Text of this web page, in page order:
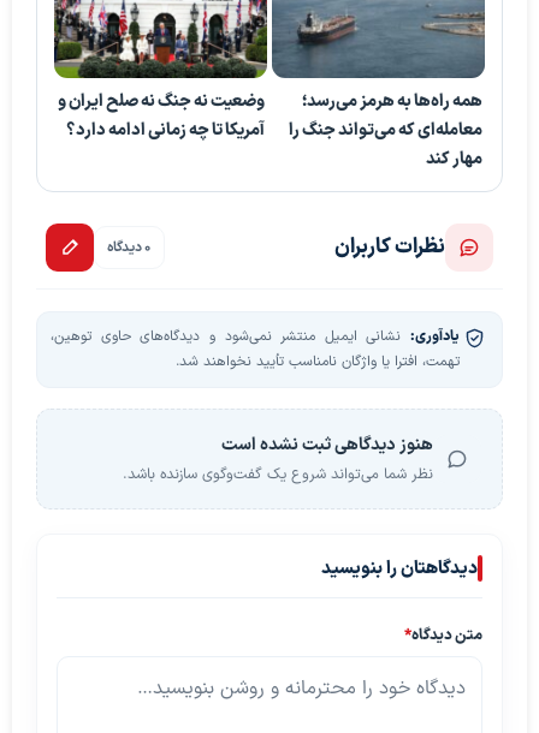
همه راه‌ها به هرمز می‌رسد؛
معامله‌ای که می‌تواند جنگ را
مهار کند
وضعیت نه جنگ نه صلح ایران و
آمریکا تا چه زمانی ادامه دارد؟
نظرات کاربران 0 دیدگاه
یادآوری: نشانی ایمیل منتشر نمی‌شود و دیدگاه‌های حاوی توهین،
تهمت، افترا یا واژگان نامناسب تأیید نخواهند شد.
هنوز دیدگاهی ثبت نشده است
نظر شما می‌تواند شروع یک گفت‌وگوی سازنده باشد.
دیدگاهتان را بنویسید
متن دیدگاه*